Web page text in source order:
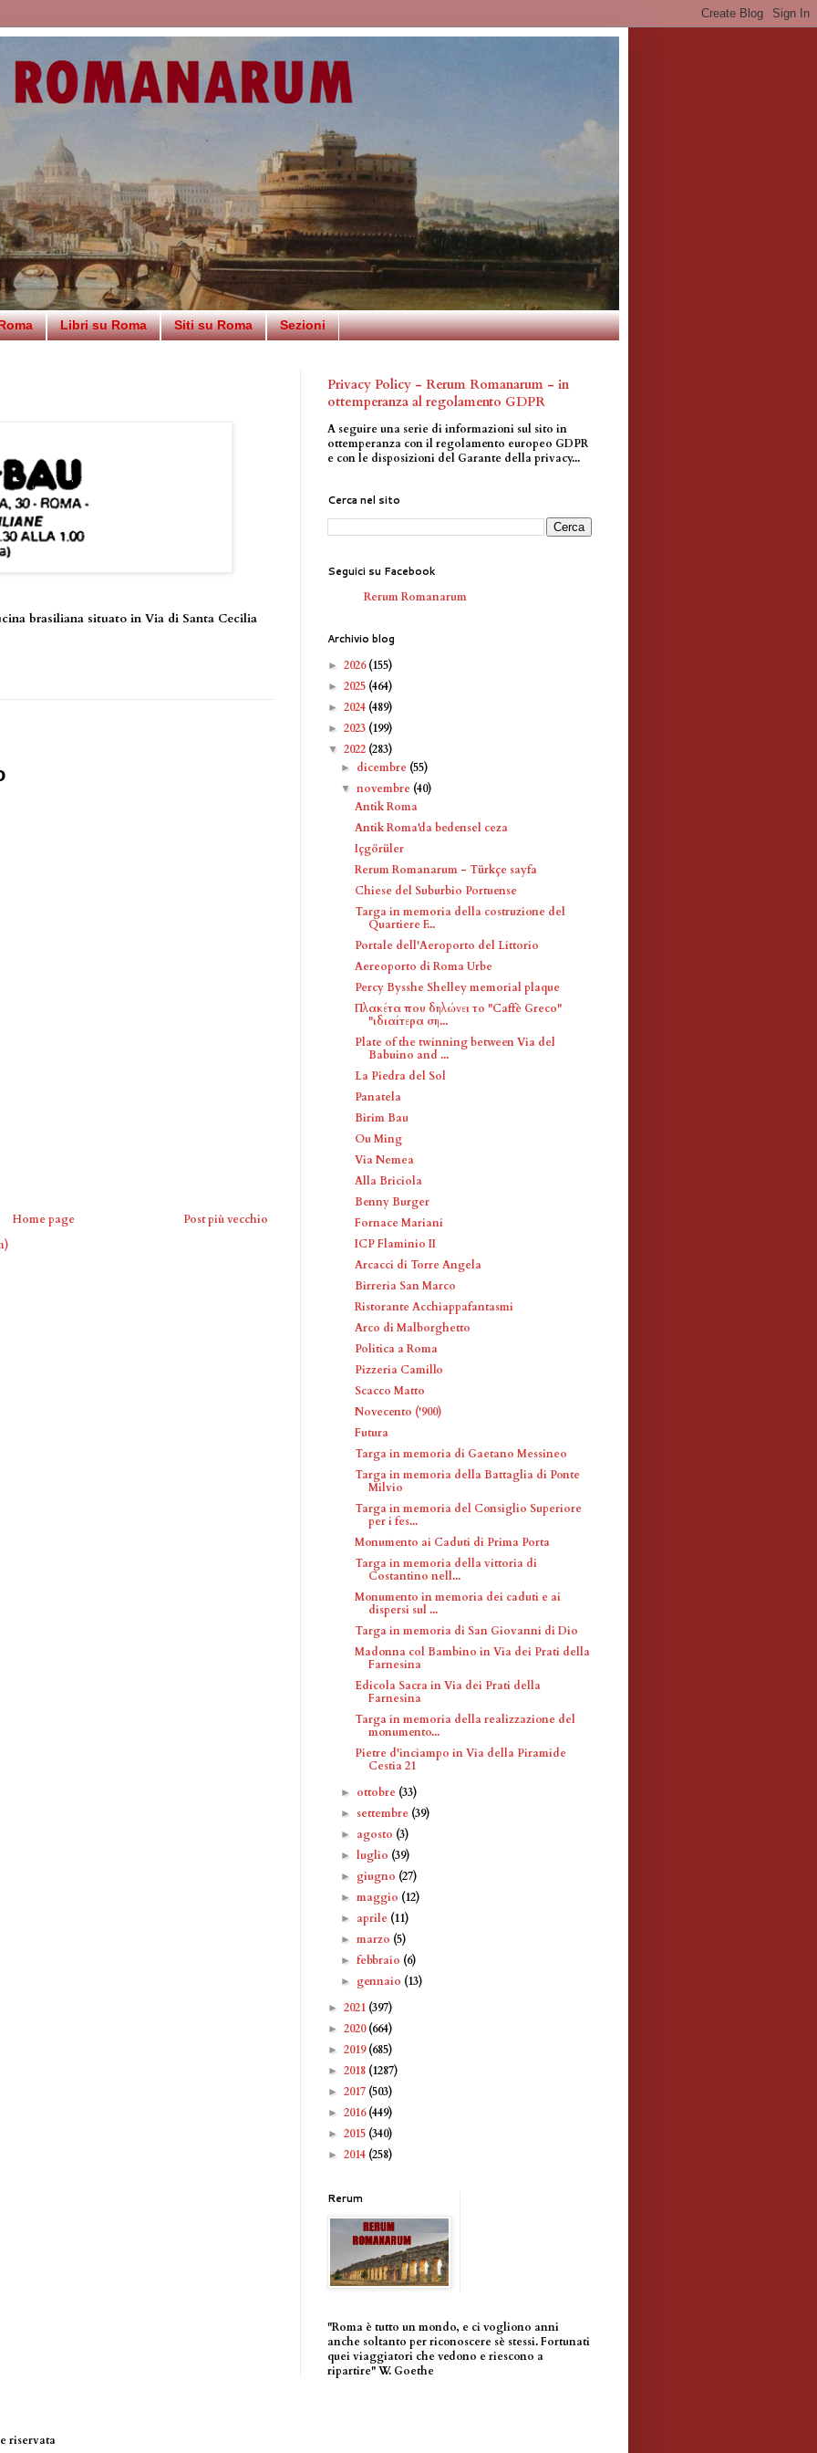
Libri su Roma Siti su Roma Sezioni
brasiliana situato in Via di Santa Cecilia
Post più vecchio
Home page
Privacy Policy - Rerum Romanarum - in
ottemperanza al regolamento GDPR
A seguire una serie di informazioni sul sito in
ottemperanza con il regolamento europeo GDPR
e con le disposizioni del Garante della privacy...
Cerca nel sito
Seguici su Facebook
Rerum Romanarum
Archivio blog
► 2026(155)
► 2025 (464)
► 2024 (489)
► 2023 (199)
▼ 2022 (283)
► dicembre (55)
▼novembre (40)
Antik Roma
Antik Roma'da bedensel ceza
Içgörüler
Rerum Romanarum - Türkçe sayfa
Chiese del Suburbio Portuense
Targa in memoria della costruzione del
Quartiere F...
Portale dell'Aeroporto del Littorio
Aereoporto di Roma Urbe
Percy Bysshe Shelley memorial plaque
Πλακέτα που δηλώνει το "Caffè Greco"
"ιδιαίτερα ση...
Plate of the twinning between Via del
Babuino and ...
La Piedra del Sol
Panatela
Birim Bau
Ou Ming
Via Nemea
Alla Briciola
Benny Burger
Fornace Mariani
ICP Flaminio II
Arcacci di Torre Angela
Birreria San Marco
Ristorante Acchiappafantasmi
Arco di Malborghetto
Politica a Roma
Pizzeria Camillo
Scacco Matto
Novecento ('900)
Futura
Targa in memoria di Gaetano Messineo
Targa in memoria della Battaglia di Ponte
Milvio
Targa in memoria del Consiglio Superiore
per i fes...
Monumento ai Caduti di Prima Porta
Targa in memoria della vittoria di
Costantino nell...
Monumento in memoria dei caduti e ai
dispersi sul ...
Targa in memoria di San Giovanni di Dio
Madonna col Bambino in Via dei Prati della
Farnesina
Edicola Sacra in Via dei Prati della
Farnesina
Targa in memoria della realizzazione del
monumento...
Pietre d'inciampo in Via della Piramide
Cestia 21
► ottobre (33)
► settembre (39)
► agosto (3)
►luglio (39)
► giugno (27)
►maggio (12)
► aprile (11)
►marzo (5)
►febbraio (6)
► gennaio (13)
► 2021 (397)
► 2020(664)
► 2019(685)
► 2018 (1287)
► 2017 (503)
► 2016(449)
► 2015 (340)
► 2014 (258)
Rerum
"Roma è tutto un mondo, e ci vogliono anni
anche soltanto per riconoscere sè stessi. Fortunati
quei viaggiatori che vedono e riescono a
ripartire" W. Goethe
riservata